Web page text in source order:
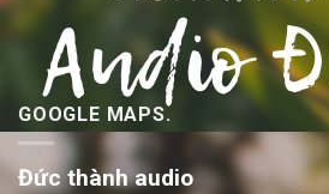
GOOGLE MAPS.
Đức thành audio